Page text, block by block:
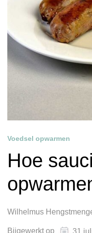
Voedsel opwarmen
Hoe
Wilhelmus
Bijgewerkt op